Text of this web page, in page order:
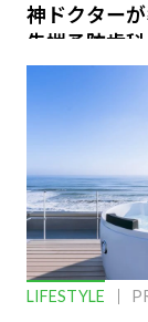
神ドクター
先端予防歯科
ジ会員特典
LIFESTYLE